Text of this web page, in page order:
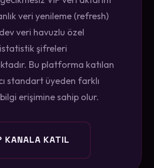
veri yenileme (refresh)
veri havuzlu özel
şifreleri
Bu platforma katılan
standart üyeden farklı
erişimine sahip olur.
KANALA KATIL